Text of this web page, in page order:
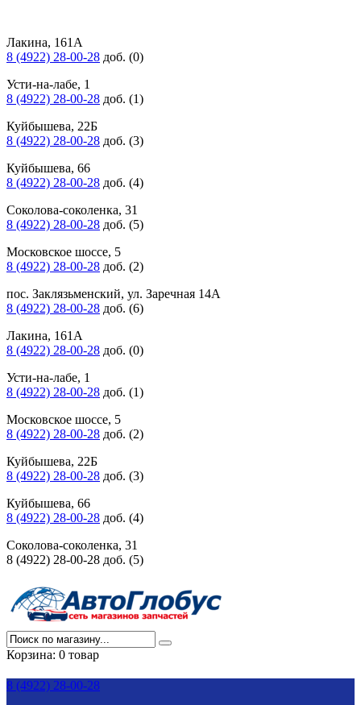
Лакина, 161А
8 (4922) 28-00-28 доб. (0)
Усти-на-лабе, 1
8 (4922) 28-00-28 доб. (1)
Куйбышева, 22Б
8 (4922) 28-00-28 доб. (3)
Куйбышева, 66
8 (4922) 28-00-28 доб. (4)
Соколова-соколенка, 31
8 (4922) 28-00-28 доб. (5)
Московское шоссе, 5
8 (4922) 28-00-28 доб. (2)
пос. Заклязьменский, ул. Заречная 14А
8 (4922) 28-00-28 доб. (6)
Лакина, 161А
8 (4922) 28-00-28 доб. (0)
Усти-на-лабе, 1
8 (4922) 28-00-28 доб. (1)
Московское шоссе, 5
8 (4922) 28-00-28 доб. (2)
Куйбышева, 22Б
8 (4922) 28-00-28 доб. (3)
Куйбышева, 66
8 (4922) 28-00-28 доб. (4)
Соколова-соколенка, 31
8 (4922) 28-00-28 доб. (5)
Корзина: 0 товар
8 (4922) 28-00-28